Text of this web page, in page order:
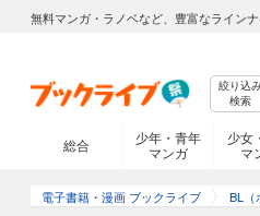
無料マンガ・ラノベなど、豊富なライン
絞り込
検索
総合
少年・青年
マンガ
少女
マ
電子書籍・漫画 ブックライブ BL（